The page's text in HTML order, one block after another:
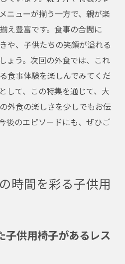
阪市北区のバリアフリーレ
心して入れる大阪市北区
店
供連れ歓迎バリアフリーレ
！大阪市北区のバリアフリ
な大阪市北区の親子向け
で安心大阪市北区のファ
ニューが揃う一方で、親が楽
え豊富です。食事の合間に
や、子供たちの笑顔が溢れる
ょう。次回の外食では、これ
食事体験を楽しんでみてくだ
して、この特集を通じて、大
外食の楽しさを少しでもお伝
後のエピソードにも、ぜひご
時間を彩る子供用
子供用椅子があるレス